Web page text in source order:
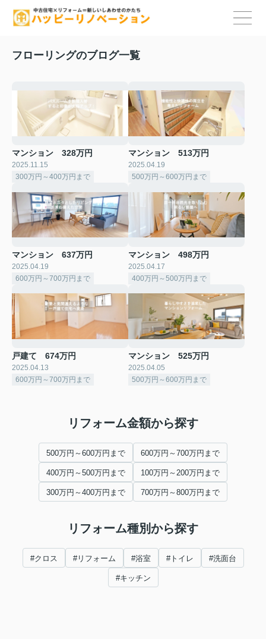
フローリングのブログ一覧
マンション 328万円
2025.11.15
300万円～400万円まで
マンション 513万円
2025.04.19
500万円～600万円まで
マンション 637万円
2025.04.19
600万円～700万円まで
マンション 498万円
2025.04.17
400万円～500万円まで
戸建て 674万円
2025.04.13
600万円～700万円まで
マンション 525万円
2025.04.05
500万円～600万円まで
リフォーム金額から探す
500万円～600万円まで 600万円～700万円まで
400万円～500万円まで 100万円～200万円まで
300万円～400万円まで 700万円～800万円まで
リフォーム種別から探す
#クロス #リフォーム #浴室 #トイレ #洗面台
#キッチン